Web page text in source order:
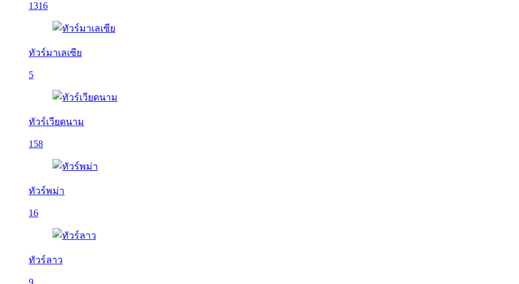
1316
ทัวร์มาเลเซีย
5
ทัวร์เวียดนาม
158
ทัวร์พม่า
16
ทัวร์ลาว
9